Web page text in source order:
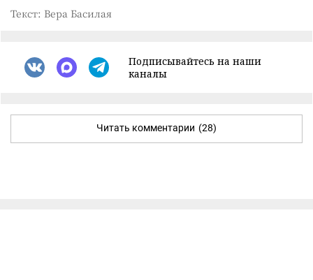
Текст: Вера Басилая
Подписывайтесь на наши
каналы
Читать комментарии (28)